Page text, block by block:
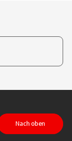
Nach oben